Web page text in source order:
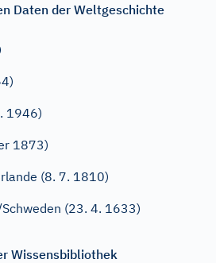
Daten der Weltgeschichte
1946)
1873)
(8. 7. 1810)
(23. 4. 1633)
Wissensbibliothek